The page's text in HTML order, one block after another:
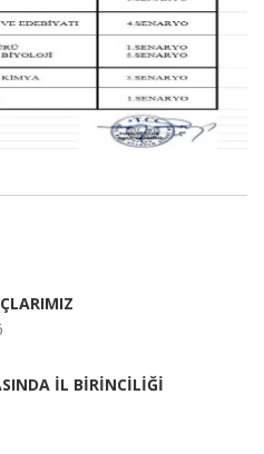
İL BİRİNCİLİĞİ